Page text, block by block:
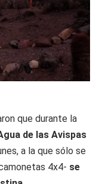
que durante la
de las Avispas
a la que sólo se
4x4- se